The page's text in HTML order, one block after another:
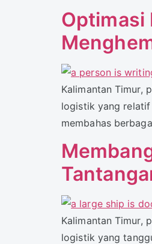
Optimasi
Kalimantan Timur,
logistik yang relatif
membahas
Kalimantan Timur,
logistik yang